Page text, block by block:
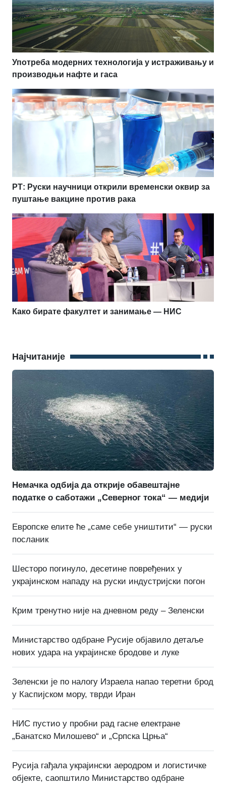
Употреба модерних технологија у истраживању и
производњи нафте и гаса
РТ: Руски научници открили временски оквир за
пуштање вакцине против рака
Како бирате факултет и занимање — НИС
Најчитаније
Немачка одбија да открије обавештајне
податке о саботажи „Северног тока“ — медији
Европске елите ће „саме себе уништити“ — руски
посланик
Шесторо погинуло, десетине повређених у
украјинском нападу на руски индустријски погон
Крим тренутно није на дневном реду – Зеленски
Министарство одбране Русије објавило детаље
нових удара на украјинске бродове и луке
Зеленски је по налогу Израела напао теретни брод
у Каспијском мору, тврди Иран
НИС пустио у пробни рад гасне електране
„Банатско Милошево“ и „Српска Црња“
Русија гађала украјински аеродром и логистичке
објекте, саопштило Министарство одбране